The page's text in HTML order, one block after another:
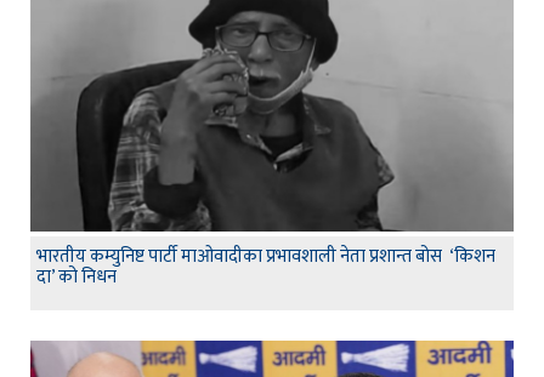
भारतीय कम्युनिष्ट पार्टी माओवादीका प्रभावशाली नेता प्रशान्त बोस ‘किशन
दा’ को निधन